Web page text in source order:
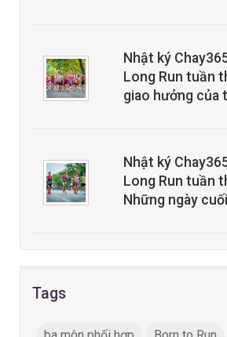
Nhật ký
Long Run tuần
giao hưởng của
Nhật ký
Long Run tuần
Những ngày
Tags